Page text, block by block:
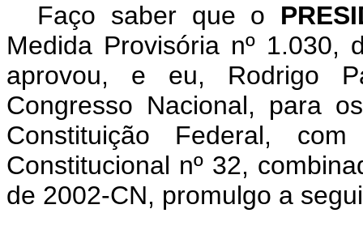
Faço saber que o
Medida Provisória nº 1.030,
aprovou, e eu, Rodrigo
Congresso Nacional, para
Constituição Federal,
Constitucional nº 32,
de 2002-CN, promulgo a